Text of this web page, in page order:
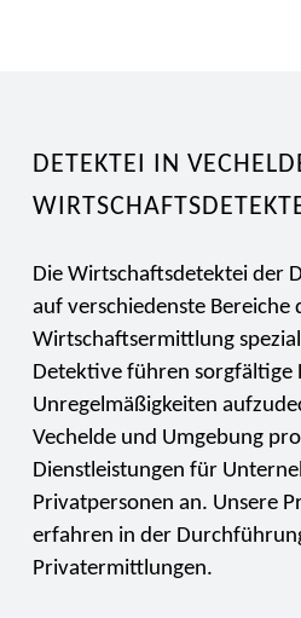
DETEKTEI IN
Die Wirtschaftsdetektei der
auf verschiedenste Bereiche
Wirtschaftsermittlung
Detektive führen sorgfältige
Unregelmäßigkeiten
Vechelde und Umgebung
Dienstleistungen für
Privatpersonen an. Unsere
erfahren in der
Privatermittlungen.